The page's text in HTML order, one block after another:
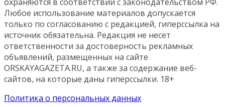
Любое использование материалов допускается
только по согласованию с редакцией, гиперссылка на
источник обязательна. Редакция не несет
ответственности за достоверность рекламных
объявлений, размещенных на сайте
ORSKAYAGAZETA.RU, а также за содержание веб-
сайтов, на которые даны гиперссылки. 18+
Политика о персональных данных